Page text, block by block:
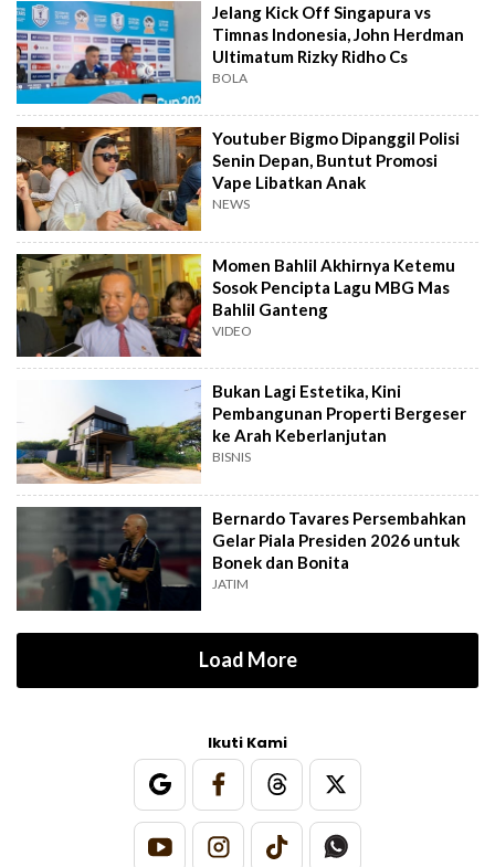
Jelang Kick Off Singapura vs
Timnas Indonesia, John Herdman
Ultimatum Rizky Ridho Cs
BOLA
Youtuber Bigmo Dipanggil Polisi
Senin Depan, Buntut Promosi
Vape Libatkan Anak
NEWS
Momen Bahlil Akhirnya Ketemu
Sosok Pencipta Lagu MBG Mas
Bahlil Ganteng
VIDEO
Bukan Lagi Estetika, Kini
Pembangunan Properti Bergeser
ke Arah Keberlanjutan
BISNIS
Bernardo Tavares Persembahkan
Gelar Piala Presiden 2026 untuk
Bonek dan Bonita
JATIM
Load More
Ikuti Kami